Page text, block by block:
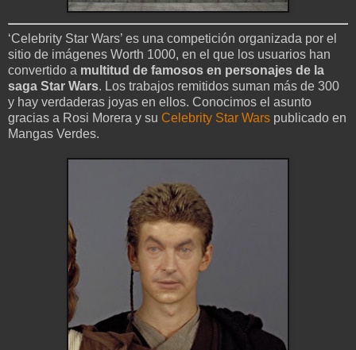
‘Celebrity Star Wars’ es una competición organizada por el
sitio de imágenes Worth 1000, en el que los usuarios han
convertido a multitud de famosos en personajes de la
saga Star Wars. Los trabajos remitidos suman más de 300
y hay verdaderas joyas en ellos. Conocimos el asunto
gracias a Rosi Morera y su Celebrity Star Wars publicado en
Mangas Verdes.